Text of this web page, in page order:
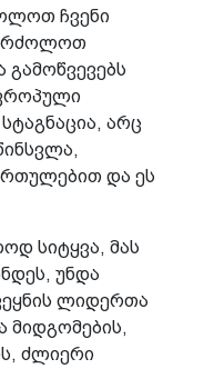
ჩვენი
გამოწვევებს
არც
და ეს
სიტყვა, მას
უნდა
ლიდერთა
მიდგომების,
ძლიერი